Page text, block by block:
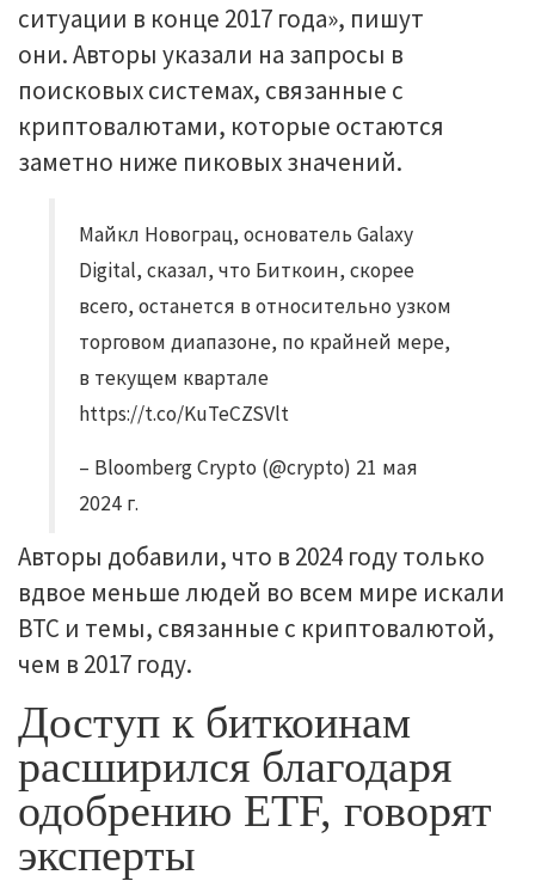
ситуации в конце 2017 года», пишут
они. Авторы указали на запросы в
поисковых системах, связанные с
криптовалютами, которые остаются
заметно ниже пиковых значений.
Майкл Новограц, основатель Galaxy
Digital, сказал, что Биткоин, скорее
всего, останется в относительно узком
торговом диапазоне, по крайней мере,
в текущем квартале
https://t.co/KuTeCZSVlt
– Bloomberg Crypto (@crypto) 21 мая
2024 г.
Авторы добавили, что в 2024 году только
вдвое меньше людей во всем мире искали
BTC и темы, связанные с криптовалютой,
чем в 2017 году.
Доступ к биткоинам
расширился благодаря
одобрению ETF, говорят
эксперты